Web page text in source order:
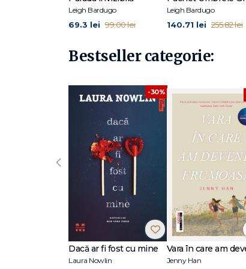
Leigh Bardugo
69.3 lei 99.00 lei
Leigh Bardugo
140.71 lei 255.82 lei
Bestseller categorie:
-30%
Dacă ar fi fost cu mine
Laura Nowlin Jenny Han
‹